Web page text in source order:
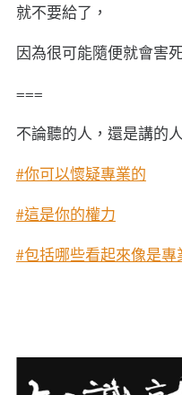
就不要給了，
因為很可能隨便就會害
===
不論聽的人，還是講的
#你可以懷疑專業的
#這是你的權力
#包括哪些看起來像是專